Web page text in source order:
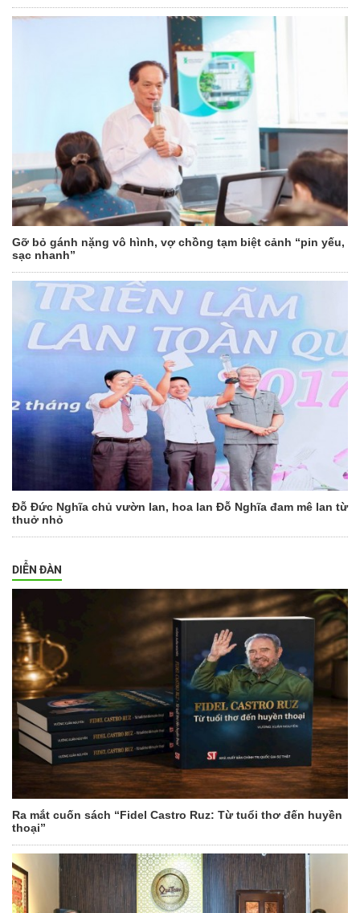
Gỡ bỏ gánh nặng vô hình, vợ chồng tạm biệt cảnh “pin yếu,
sạc nhanh”
Đỗ Đức Nghĩa chủ vườn lan, hoa lan Đỗ Nghĩa đam mê lan từ
thuở nhỏ
DIỄN ĐÀN
Ra mắt cuốn sách “Fidel Castro Ruz: Từ tuổi thơ đến huyền
thoại”